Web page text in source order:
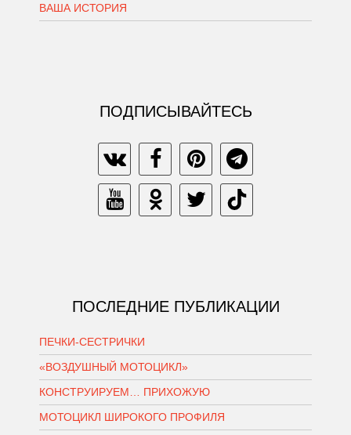
ВАША ИСТОРИЯ
ПОДПИСЫВАЙТЕСЬ
ПОСЛЕДНИЕ ПУБЛИКАЦИИ
ПЕЧКИ-СЕСТРИЧКИ
«ВОЗДУШНЫЙ МОТОЦИКЛ»
КОНСТРУИРУЕМ… ПРИХОЖУЮ
МОТОЦИКЛ ШИРОКОГО ПРОФИЛЯ